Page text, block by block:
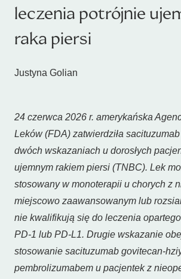
leczenia potrójnie
raka piersi
Justyna Golian
24 czerwca 2026 r. amerykańska
Leków (FDA) zatwierdziła
dwóch wskazaniach u dorosłych
ujemnym rakiem piersi (TNBC). Lek
stosowany w monoterapii u chorych z
miejscowo zaawansowanym lub
nie kwalifikują się do leczenia
PD-1 lub PD-L1. Drugie wskazanie
stosowanie sacituzumab govitecan-
pembrolizumabem u pacjentek z